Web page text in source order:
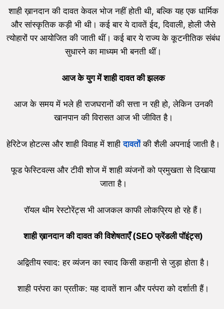
शाही ख़ानदान की दावत केवल भोज नहीं होती थी, बल्कि यह एक धार्मिक
और सांस्कृतिक कड़ी भी थी। कई बार ये दावतें ईद, दिवाली, होली जैसे
त्योहारों पर आयोजित की जाती थीं। कई बार ये राज्य के कूटनीतिक संबंध
सुधारने का माध्यम भी बनती थीं।
आज के युग में शाही दावत की झलक
आज के समय में भले ही राजघरानों की सत्ता न रही हो, लेकिन उनकी
खानपान की विरासत आज भी जीवित है।
हेरिटेज होटल्स और शाही विवाह में शाहीदावतोंकी शैली अपनाई जाती है।
फूड फेस्टिवल्स और टीवी शोज में शाही व्यंजनों को प्रमुखता से दिखाया
जाता है।
रॉयल थीम रेस्टोरेंट्स भी आजकल काफी लोकप्रिय हो रहे हैं।
शाही ख़ानदान की दावत की विशेषताएँ (SEOफ्रेंडली पॉइंट्स)
अद्वितीय स्वाद: हर व्यंजन का स्वाद किसी कहानी से जुड़ा होता है।
शाही परंपरा का प्रतीक: यह दावतें शान और परंपरा को दर्शाती हैं।